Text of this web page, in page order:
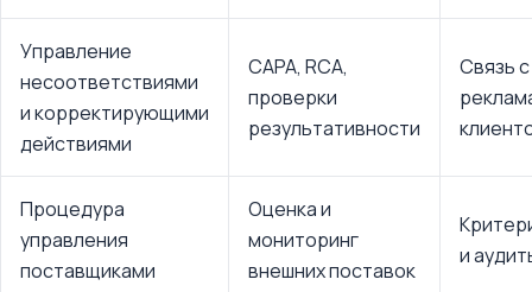
Управление
несоответствиями
и корректирующими
действиями
CAPA, RCA,
проверки
результативности
Связь с
Процедура
управления
поставщиками
Оценка и
мониторинг
внешних поставок
и